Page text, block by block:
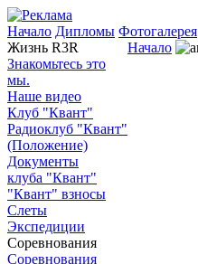
Начало Дипломы Фотогалерея
Жизнь R3R
Знакомьтесь это
мы.
Наше видео
Клуб "Квант"
Радиоклуб "Квант"
(Положение)
Документы
клуба "Квант"
"Квант" взносы
Слеты
Экспедиции
Соревнования
Соревнования
Начало